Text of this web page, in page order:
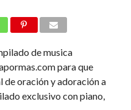
de musica
para que
de oración y adoración a
exclusivo con piano,